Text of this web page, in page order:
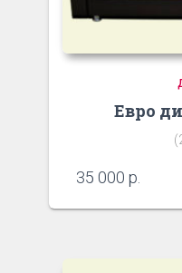
Евро
35 000 р.